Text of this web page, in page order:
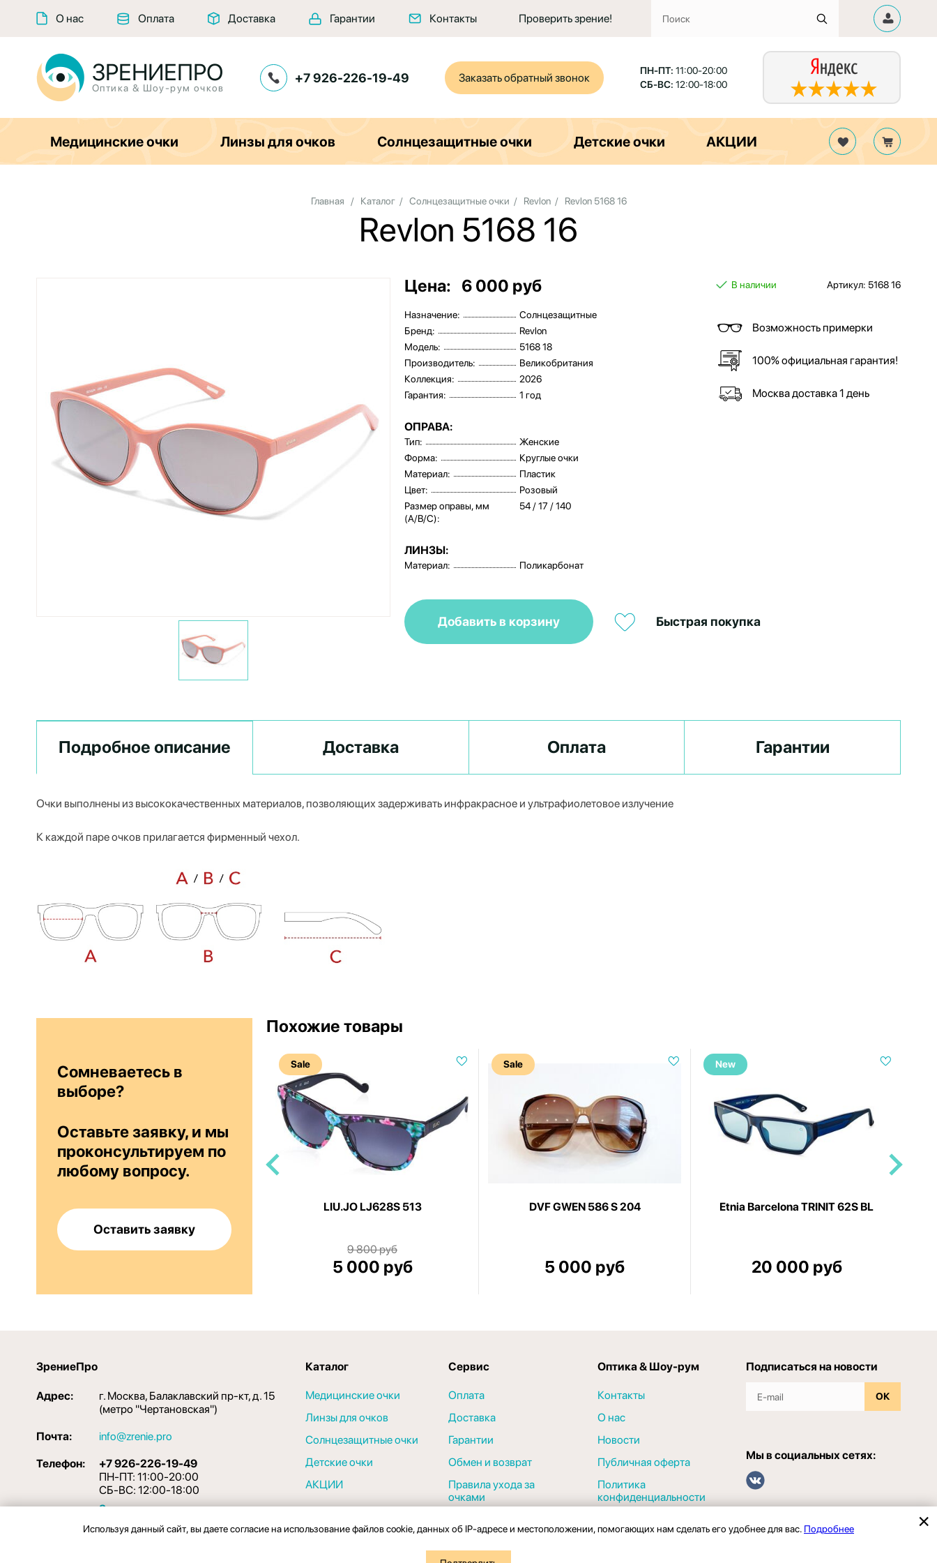
О нас Оплата Доставка Гарантии Контакты Проверить зрение!
ЗРЕНИЕПРО
Оптика & Шоу-рум очков
+7 926-226-19-49 Заказать обратный звонок
ПН-ПТ: 11:00-20:00
СБ-ВС: 12:00-18:00
Медицинские очки Линзы для очков Солнцезащитные очки Детские очки АКЦИИ
Главная / Каталог / Солнцезащитные очки / Revlon /Revlon 5168 16
Revlon 5168 16
Цена: 6 000 руб
Назначение:
Солнцезащитные
Бренд:
Revlon
Модель:
5168 18
Производитель:
Великобритания
Коллекция:
2026
Гарантия:
1 год
ОПРАВА:
Тип:
Женские
Форма:
Круглые очки
Материал:
Пластик
Цвет:
Розовый
Размер оправы, мм
(A/B/C):
54 / 17 / 140
ЛИНЗЫ:
Материал: Поликарбонат
В наличии Артикул: 5168 16
Возможность примерки
100% официальная гарантия!
Москва доставка 1 день
Добавить в корзину Быстрая покупка
Подробное описание Доставка Оплата Гарантии
Очки выполнены из высококачественных материалов, позволяющих задерживать инфракрасное и ультрафиолетовое излучение
К каждой паре очков прилагается фирменный чехол.
Сомневаетесь в
выборе?
Оставьте заявку, и мы
проконсультируем по
любому вопросу.
Оставить заявку
Похожие товары
ROCCO by Rodenstock RR 309 H
Sale
LIU.JO LJ628S 513
9 800 руб
5 000 руб
Sale
DVF GWEN 586 S 204
5 000 руб
New
Etnia Barcelona TRINIT 62S BL
20 000 руб
ЗрениеПро
Адрес:
г. Москва, Балаклавский пр-кт, д. 15
(метро "Чертановская")
Почта: info@zrenie.pro
Телефон:
+7 926-226-19-49
ПН-ПТ: 11:00-20:00
СБ-ВС: 12:00-18:00
Задать вопрос
Каталог
Медицинские очки
Линзы для очков
Солнцезащитные очки
Детские очки
АКЦИИ
Сервис
Оплата
Доставка
Гарантии
Обмен и возврат
Правила ухода за
очками
Оптика & Шоу-рум
Контакты
О нас
Новости
Публичная оферта
Политика
конфиденциальности
Подписаться на новости
ОК
Мы в социальных сетях:
Используя данный сайт, вы даете согласие на использование файлов cookie, данных об IP-адресе и местоположении, помогающих нам сделать его удобнее для вас. Подробнее